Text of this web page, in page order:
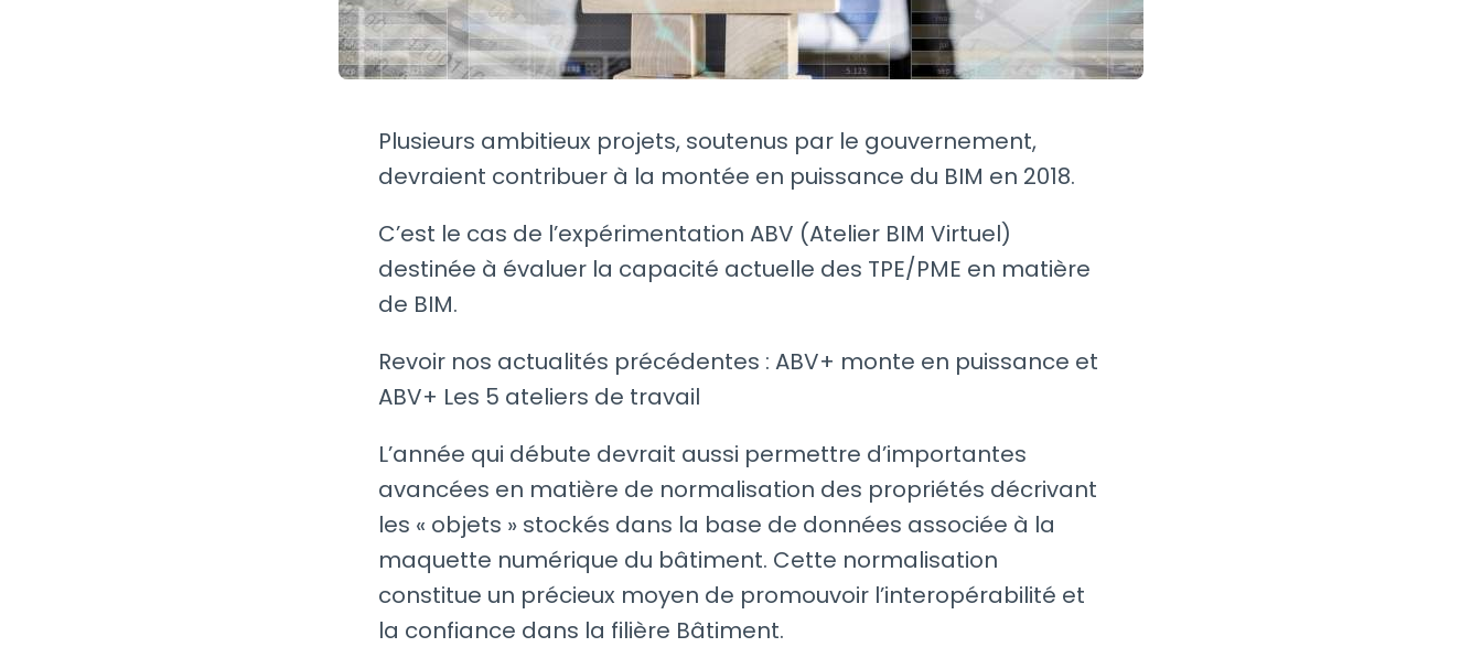
Plusieurs ambitieux projets, soutenus par le gouvernement,
devraient contribuer à la montée en puissance du BIM en 2018.
C’est le cas de l’expérimentation ABV (Atelier BIM Virtuel)
destinée à évaluer la capacité actuelle des TPE/PME en matière
de BIM.
Revoir nos actualités précédentes : ABV+ monte en puissance et
ABV+ Les 5 ateliers de travail
L’année qui débute devrait aussi permettre d’importantes
avancées en matière de normalisation des propriétés décrivant
les « objets » stockés dans la base de données associée à la
maquette numérique du bâtiment. Cette normalisation
constitue un précieux moyen de promouvoir l’interopérabilité et
la confiance dans la filière Bâtiment.